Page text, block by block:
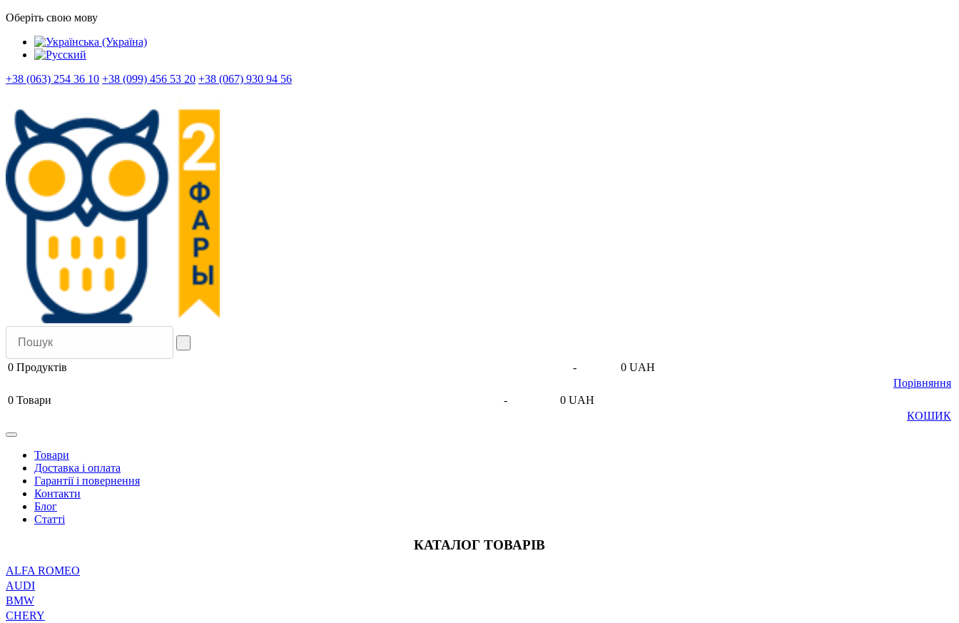
Оберіть свою мову
+38 (063) 254 36 10 +38 (099) 456 53 20 +38 (067) 930 94 56
0 Продуктів -
0 UAH
Порівняння
0 Товари -
0 UAH
КОШИК
Товари
Доставка і оплата
Гарантії і повернення
Контакти
Блог
Статті
КАТАЛОГ ТОВАРІВ
ALFA ROMEO
AUDI
BMW
CHERY